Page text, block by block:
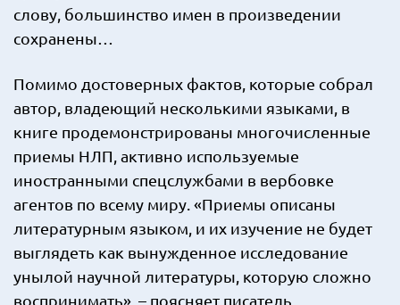
слову, большинство имен в произведении
сохранены…
Помимо достоверных фактов, которые собрал
автор, владеющий несколькими языками, в
книге продемонстрированы многочисленные
приемы НЛП, активно используемые
иностранными спецслужбами в вербовке
агентов по всему миру. «Приемы описаны
литературным языком, и их изучение не будет
выглядеть как вынужденное исследование
унылой научной литературы, которую сложно
воспринимать», – поясняет писатель.